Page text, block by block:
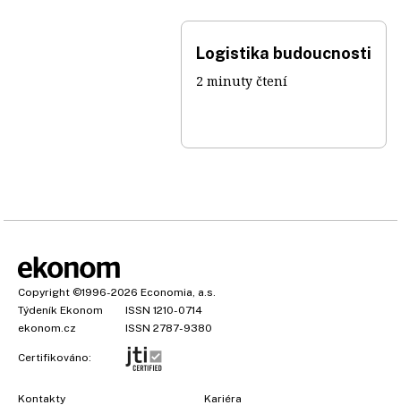
Logistika budoucnosti
2 minuty čtení
Copyright ©1996-2026 Economia, a.s.
Týdeník Ekonom
ISSN 1210-0714
ekonom.cz
ISSN 2787-9380
Certifikováno:
Kontakty Kariéra